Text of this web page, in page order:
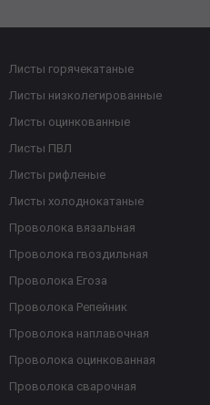
Листы горячекатаные
Листы низколегированные
Листы оцинкованные
Листы ПВЛ
Листы рифленые
Листы холоднокатаные
Проволока вязальная
Проволока гвоздильная
Проволока Егоза
Проволока Репейник
Проволока наплавочная
Проволока оцинкованная
Проволока сварочная